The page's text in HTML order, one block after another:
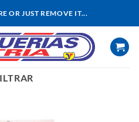
OR JUST REMOVE IT...